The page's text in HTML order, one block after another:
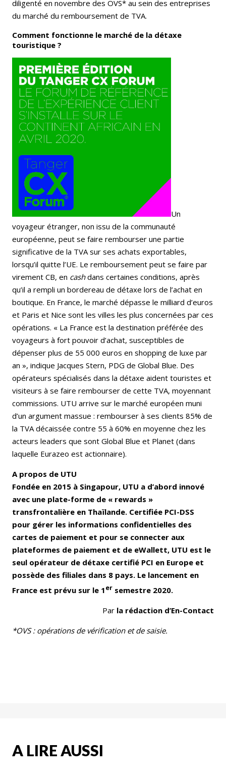
diligenté en novembre des OVS* au sein des entreprises
du marché du remboursement de TVA.
Comment fonctionne le marché de la détaxe
touristique ?
Un
voyageur étranger, non issu de la communauté
européenne, peut se faire rembourser une partie
significative de la TVA sur ses achats exportables,
lorsqu’il quitte l’UE. Le remboursement peut se faire par
virement CB, en cashdans certaines conditions, après
qu’il a rempli un bordereau de détaxe lors de l’achat en
boutique. En France, le marché dépasse le milliard d’euros
et Paris et Nice sont les villes les plus concernées par ces
opérations. « La France est la destination préférée des
voyageurs à fort pouvoir d’achat, susceptibles de
dépenser plus de 55 000 euros en shopping de luxe par
an », indique Jacques Stern, PDG de Global Blue. Des
opérateurs spécialisés dans la détaxe aident touristes et
visiteurs à se faire rembourser de cette TVA, moyennant
commissions. UTU arrive sur le marché européen muni
d’un argument massue : rembourser à ses clients 85% de
la TVA décaissée contre 55 à 60% en moyenne chez les
acteurs leaders que sont Global Blue et Planet (dans
laquelle Eurazeo est actionnaire).
A propos de UTU
Fondée en 2015 à Singapour, UTU a d’abord innové
avec une plate-forme de « rewards »
transfrontalière en Thaïlande. Certifiée PCI-DSS
pour gérer les informations confidentielles des
cartes de paiement et pour se connecter aux
plateformes de paiement et de eWallett, UTU est le
seul opérateur de détaxe certifié PCI en Europe et
possède des filiales dans 8 pays. Le lancement en
France est prévu sur le 1er semestre 2020.
Par la rédaction d’En-Contact
*OVS : opérations de vérification et de saisie.
A LIRE AUSSI